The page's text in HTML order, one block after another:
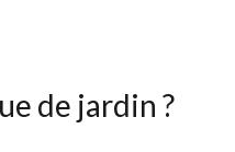
de jardin ?